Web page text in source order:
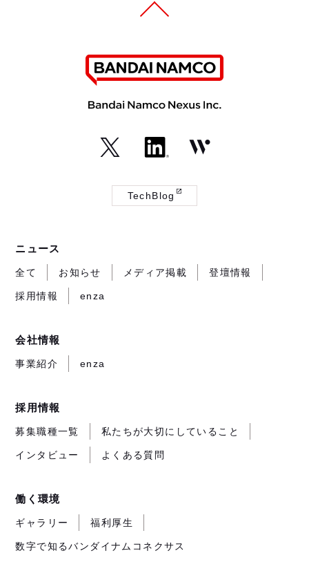
ま
サ
TechBlog
（外
ト
ニュース
全て お知らせ メディア掲載 登壇情報
採用情報 enza
会社情報
事業紹介 enza
採用情報
募集職種一覧 私たちが大切にしていること
インタビュー よくある質問
働く環境
ギャラリー 福利厚生
数字で知るバンダイナムコネクサス